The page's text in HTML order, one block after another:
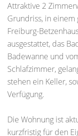
Attraktive 2
Grundriss, in
Freiburg-
ausgestattet, das
Badewanne und
Schlafzimmer,
stehen ein Keller,
Verfügung.
Die Wohnung ist
kurzfristig für den